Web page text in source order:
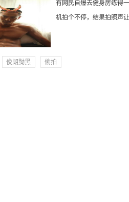
有网民自爆去健身房练得
机拍个不停，结果拍照声
俊朗黝黑 偷拍